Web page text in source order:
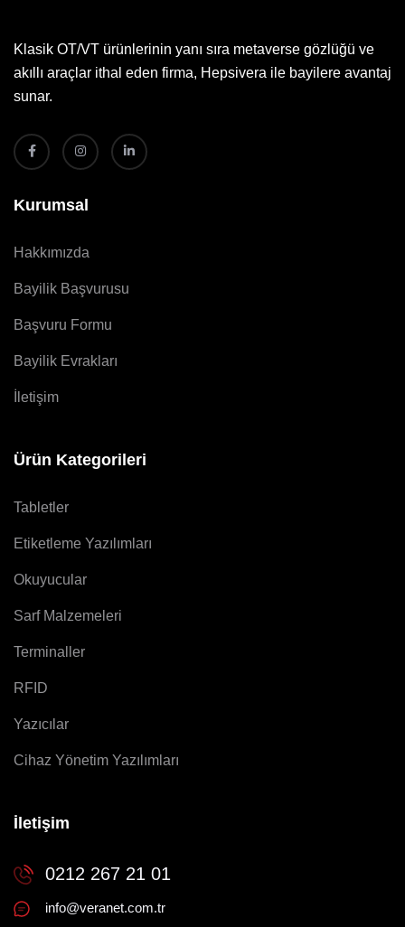
Klasik OT/VT ürünlerinin yanı sıra metaverse gözlüğü ve
akıllı araçlar ithal eden firma, Hepsivera ile bayilere avantaj
sunar.
Kurumsal
Hakkımızda
Bayilik Başvurusu
Başvuru Formu
Bayilik Evrakları
İletişim
Ürün Kategorileri
Tabletler
Etiketleme Yazılımları
Okuyucular
Sarf Malzemeleri
Terminaller
RFID
Yazıcılar
Cihaz Yönetim Yazılımları
İletişim
0212 267 21 01
info@veranet.com.tr